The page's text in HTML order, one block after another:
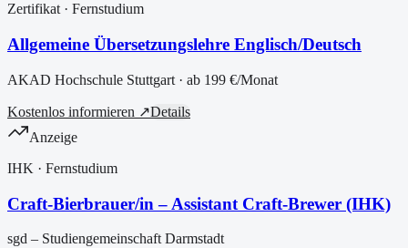
Zertifikat· Fernstudium
Allgemeine Übersetzungslehre Englisch/Deutsch
AKAD Hochschule Stuttgart · ab 199 €/Monat
Kostenlos informieren ↗Details
Anzeige
IHK · Fernstudium
Craft-Bierbrauer/in – Assistant Craft-Brewer (IHK)
sgd – Studiengemeinschaft Darmstadt